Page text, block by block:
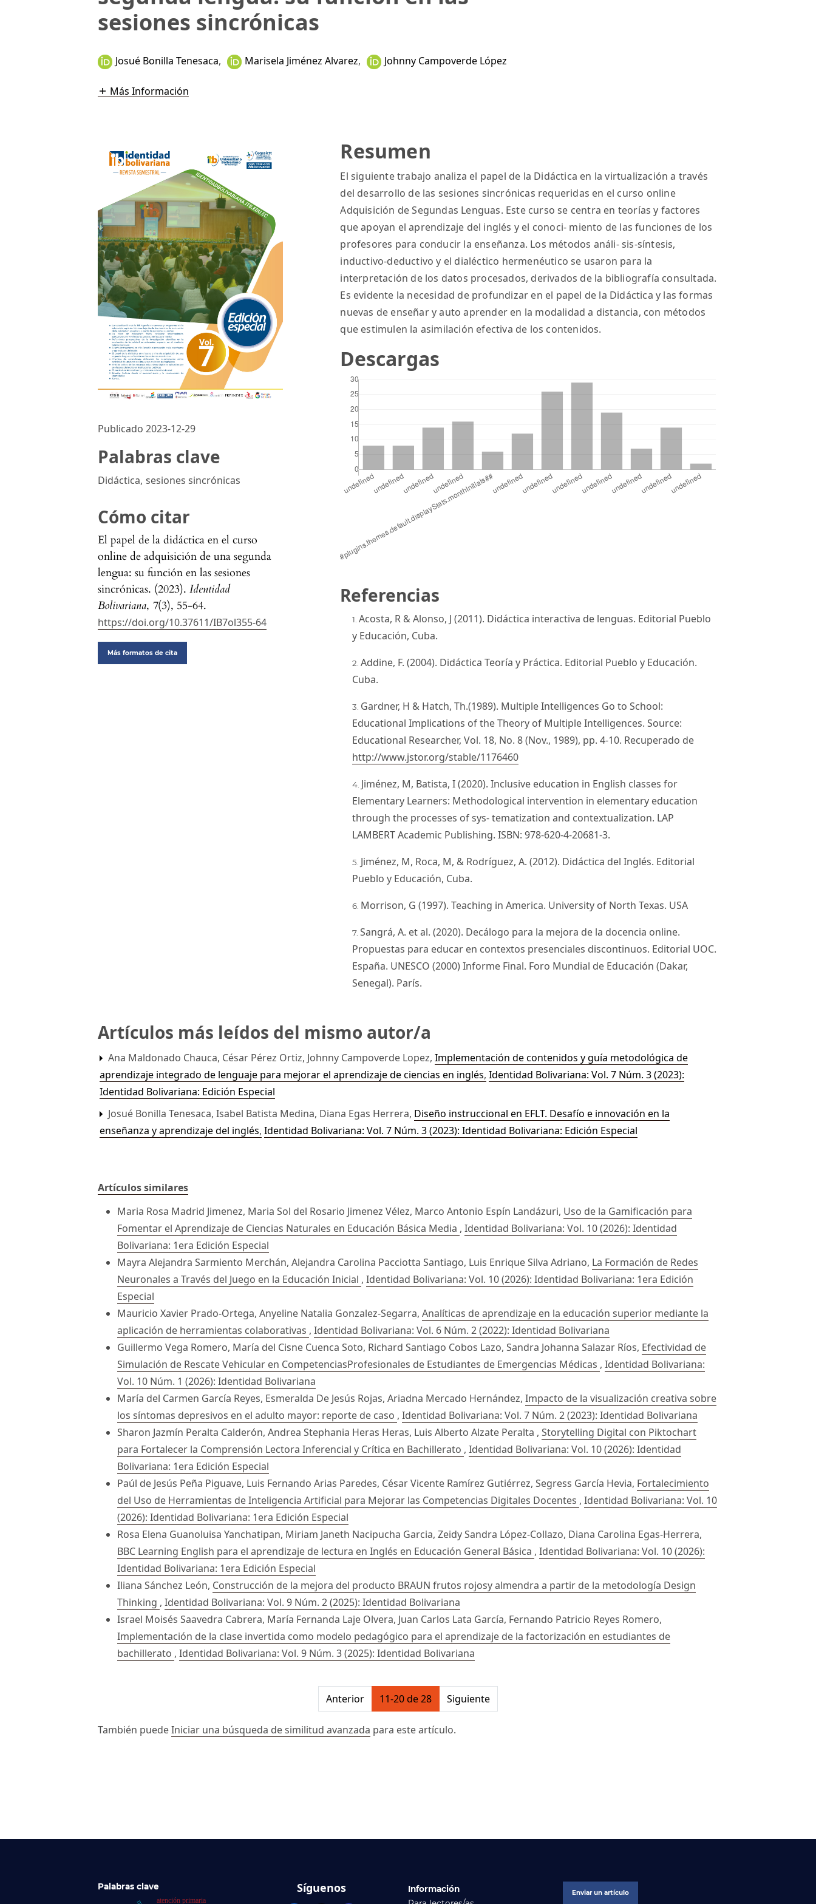
sesiones sincrónicas
Josué Bonilla Tenesaca, Marisela Jiménez Alvarez, Johnny Campoverde López
Más Información
Publicado 2023-12-29
Palabras clave
Didáctica, sesiones sincrónicas
Cómo citar
El papel de la didáctica en el curso
online de adquisición de una segunda
lengua: su función en las sesiones
sincrónicas. (2023).Identidad
Bolivariana, 7(3), 55-64.
https://doi.org/10.37611/IB7ol355-64
Más formatos de cita
Resumen
El siguiente trabajo analiza el papel de la Didáctica en la virtualización a través
del desarrollo de las sesiones sincrónicas requeridas en el curso online
Adquisición de Segundas Lenguas. Este curso se centra en teorías y factores
que apoyan el aprendizaje del inglés y el conoci- miento de las funciones de los
profesores para conducir la enseñanza. Los métodos análi- sis-síntesis,
inductivo-deductivo y el dialéctico hermenéutico se usaron para la
interpretación de los datos procesados, derivados de la bibliografía consultada.
Es evidente la necesidad de profundizar en el papel de la Didáctica y las formas
nuevas de enseñar y auto aprender en la modalidad a distancia, con métodos
que estimulen la asimilación efectiva de los contenidos.
Descargas
Referencias
Acosta, R & Alonso, J (2011). Didáctica interactiva de lenguas. Editorial Pueblo
y Educación, Cuba.
Addine, F. (2004). Didáctica Teoría y Práctica. Editorial Pueblo y Educación.
Cuba.
Gardner, H & Hatch, Th.(1989). Multiple Intelligences Go to School:
Educational Implications of the Theory of Multiple Intelligences. Source:
Educational Researcher, Vol. 18, No. 8 (Nov., 1989), pp. 4-10. Recuperado de
http://www.jstor.org/stable/1176460
Jiménez, M, Batista, I (2020). Inclusive education in English classes for
Elementary Learners: Methodological intervention in elementary education
through the processes of sys- tematization and contextualization. LAP
LAMBERT Academic Publishing. ISBN: 978-620-4-20681-3.
Jiménez, M, Roca, M, & Rodríguez, A. (2012). Didáctica del Inglés. Editorial
Pueblo y Educación, Cuba.
Morrison, G (1997). Teaching in America. University of North Texas. USA
Sangrá, A. et al. (2020). Decálogo para la mejora de la docencia online.
Propuestas para educar en contextos presenciales discontinuos. Editorial UOC.
España. UNESCO (2000) Informe Final. Foro Mundial de Educación (Dakar,
Senegal). París.
Artículos más leídos del mismo autor/a
Ana Maldonado Chauca, César Pérez Ortiz, Johnny Campoverde Lopez,Implementación de contenidos y guía metodológica de
aprendizaje integrado de lenguaje para mejorar el aprendizaje de ciencias en inglés,Identidad Bolivariana: Vol. 7 Núm. 3 (2023):
Identidad Bolivariana: Edición Especial
Josué Bonilla Tenesaca, Isabel Batista Medina, Diana Egas Herrera, Diseño instruccional en EFLT. Desafío e innovación en la
enseñanza y aprendizaje del inglés,Identidad Bolivariana: Vol. 7 Núm. 3 (2023): Identidad Bolivariana: Edición Especial
Artículos similares
Maria Rosa Madrid Jimenez, Maria Sol del Rosario Jimenez Vélez, Marco Antonio Espín Landázuri, Uso de la Gamificación para
Fomentar el Aprendizaje de Ciencias Naturales en Educación Básica Media ,Identidad Bolivariana: Vol. 10 (2026): Identidad
Bolivariana: 1era Edición Especial
Mayra Alejandra Sarmiento Merchán, Alejandra Carolina Pacciotta Santiago, Luis Enrique Silva Adriano, La Formación de Redes
Neuronales a Través del Juego en la Educación Inicial ,Identidad Bolivariana: Vol. 10 (2026): Identidad Bolivariana: 1era Edición
Especial
Mauricio Xavier Prado-Ortega, Anyeline Natalia Gonzalez-Segarra,Analíticas de aprendizaje en la educación superior mediante la
aplicación de herramientas colaborativas ,Identidad Bolivariana: Vol. 6 Núm. 2 (2022): Identidad Bolivariana
Guillermo Vega Romero, María del Cisne Cuenca Soto, Richard Santiago Cobos Lazo, Sandra Johanna Salazar Ríos, Efectividad de
Simulación de Rescate Vehicular en CompetenciasProfesionales de Estudiantes de Emergencias Médicas ,Identidad Bolivariana:
Vol. 10 Núm. 1 (2026): Identidad Bolivariana
María del Carmen García Reyes, Esmeralda De Jesús Rojas, Ariadna Mercado Hernández,Impacto de la visualización creativa sobre
los síntomas depresivos en el adulto mayor: reporte de caso ,Identidad Bolivariana: Vol. 7 Núm. 2 (2023): Identidad Bolivariana
Sharon Jazmín Peralta Calderón, Andrea Stephania Heras Heras, Luis Alberto Alzate Peralta ,Storytelling Digital con Piktochart
para Fortalecer la Comprensión Lectora Inferencial y Crítica en Bachillerato ,Identidad Bolivariana: Vol. 10 (2026): Identidad
Bolivariana: 1era Edición Especial
Paúl de Jesús Peña Piguave, Luis Fernando Arias Paredes, César Vicente Ramírez Gutiérrez, Segress García Hevia, Fortalecimiento
del Uso de Herramientas de Inteligencia Artificial para Mejorar las Competencias Digitales Docentes ,Identidad Bolivariana: Vol. 10
(2026): Identidad Bolivariana: 1era Edición Especial
Rosa Elena Guanoluisa Yanchatipan, Miriam Janeth Nacipucha Garcia, Zeidy Sandra López-Collazo, Diana Carolina Egas-Herrera,
BBC Learning English para el aprendizaje de lectura en Inglés en Educación General Básica ,Identidad Bolivariana: Vol. 10 (2026):
Identidad Bolivariana: 1era Edición Especial
Iliana Sánchez León, Construcción de la mejora del producto BRAUN frutos rojosy almendra a partir de la metodología Design
Thinking ,Identidad Bolivariana: Vol. 9 Núm. 2 (2025): Identidad Bolivariana
Israel Moisés Saavedra Cabrera, María Fernanda Laje Olvera, Juan Carlos Lata García, Fernando Patricio Reyes Romero,
Implementación de la clase invertida como modelo pedagógico para el aprendizaje de la factorización en estudiantes de
bachillerato ,Identidad Bolivariana: Vol. 9 Núm. 3 (2025): Identidad Bolivariana
Anterior 11-20 de 28 Siguiente
También puedeIniciar una búsqueda de similitud avanzada para este artículo.
Palabras clave
atención primaria
Síguenos
Información
Enviar un artículo